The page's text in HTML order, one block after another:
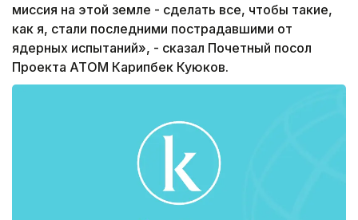
миссия на этой земле - сделать все, чтобы такие,
как я, стали последними пострадавшими от
ядерных испытаний», - сказал Почетный посол
Проекта АТОМ Карипбек Куюков.